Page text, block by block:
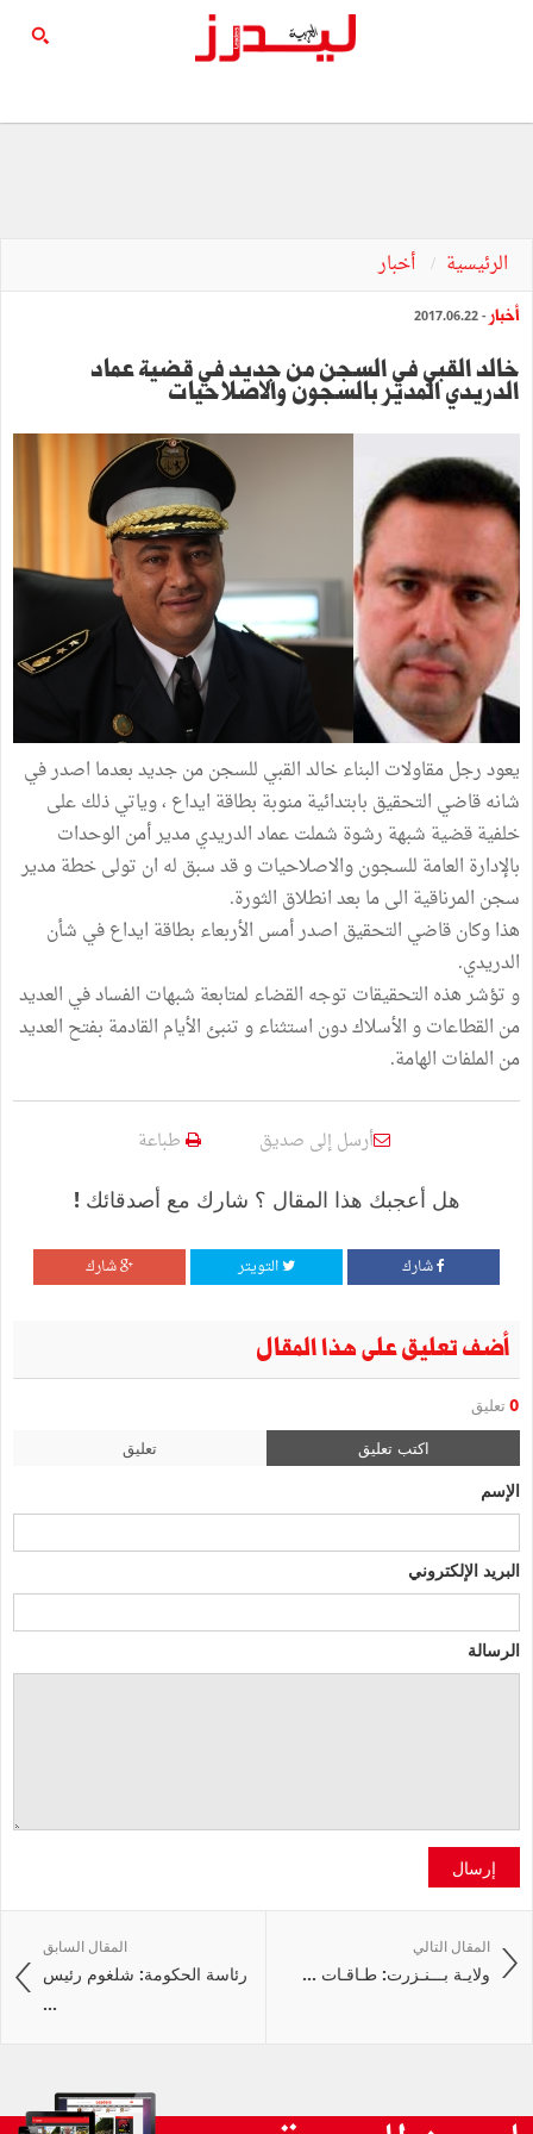
الرئيسية أخبار
أخبار - 2017.06.22
خالد القبي في السجن من جديد في قضية عماد
الدريدي المدير بالسجون والاصلاحيات
يعود رجل مقاولات البناء خالد القبي للسجن من جديد بعدما اصدر في
شانه قاضي التحقيق بابتدائية منوبة بطاقة ايداع ، وياتي ذلك على
خلفية قضية شبهة رشوة شملت عماد الدريدي مدير أمن الوحدات
بالإدارة العامة للسجون والاصلاحيات و قد سبق له ان تولى خطة مدير
سجن المرناقية الى ما بعد انطلاق الثورة.
هذا وكان قاضي التحقيق اصدر أمس الأربعاء بطاقة ايداع في شأن
الدريدي.
و تؤشر هذه التحقيقات توجه القضاء لمتابعة شبهات الفساد في العديد
من القطاعات و الأسلاك دون استثناء و تنبئ الأيام القادمة بفتح العديد
من الملفات الهامة.
أرسل إلى صديق طباعة
هل أعجبك هذا المقال ؟ شارك مع أصدقائك !
شارك التويتر شارك
أضف تعليق على هذا المقال
0 تعليق
اكتب تعليق تعليق
الإسم
البريد الإلكتروني
الرسالة
إرسال
المقال السابق
رئاسة الحكومة: شلغوم رئيس
...
المقال التالي
ولايـة بـــنـزرت: طـاقـات ...